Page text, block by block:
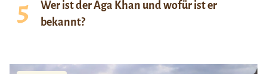
Wer ist der Aga Khan und wofür ist er
bekannt?